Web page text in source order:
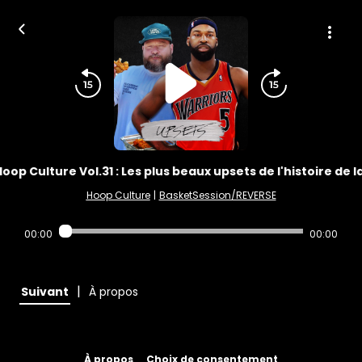
Culture Vol.31 : Les plus beaux upsets de l'histoire de
Hoop Culture | BasketSession/REVERSE
00:00 00:00
Suivant | À propos
À propos Choix de consentement